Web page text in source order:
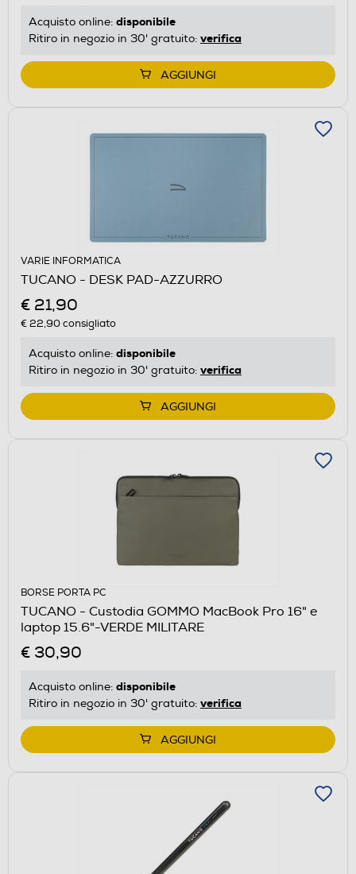
Acquisto online: disponibile
Ritiro in negozio in 30' gratuito: verifica
AGGIUNGI
VARIE INFORMATICA
TUCANO - DESK PAD-AZZURRO
€ 21,90
€ 22,90consigliato
Acquisto online: disponibile
Ritiro in negozio in 30' gratuito: verifica
AGGIUNGI
BORSE PORTA PC
TUCANO - Custodia GOMMO MacBook Pro 16" e
laptop 15.6"-VERDE MILITARE
€ 30,90
Acquisto online: disponibile
Ritiro in negozio in 30' gratuito: verifica
AGGIUNGI